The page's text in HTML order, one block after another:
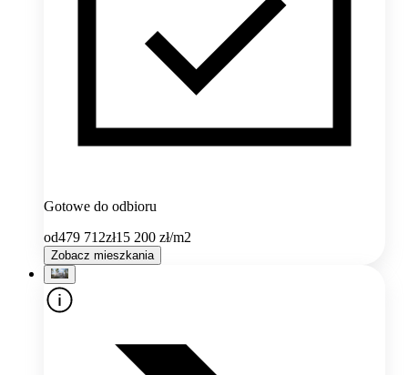
Gotowe do odbioru
od479 712zł15 200 zł/m2
Zobacz mieszkania